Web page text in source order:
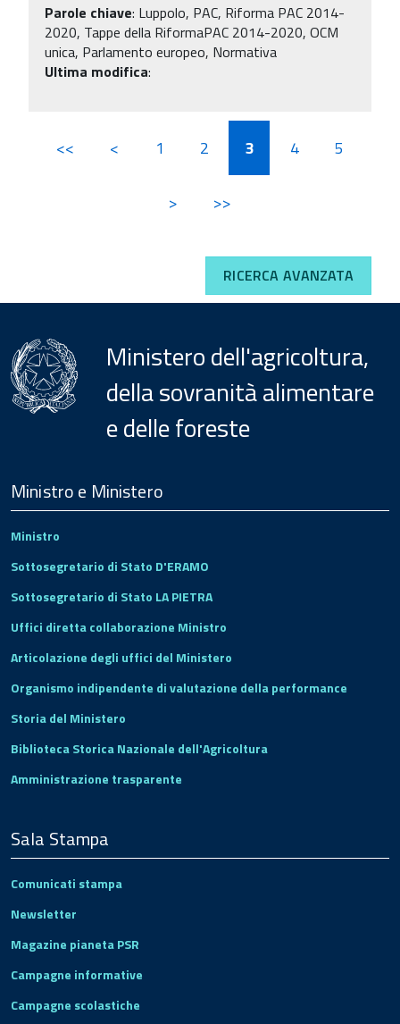
Parole chiave: Luppolo, PAC, Riforma PAC 2014-
2020, Tappe della RiformaPAC 2014-2020, OCM
unica, Parlamento europeo, Normativa
Ultima modifica:
<< < 1 2 3 4 5
> >>
RICERCA AVANZATA
Ministero dell'agricoltura,
della sovranità alimentare
e delle foreste
Footer
Ministro e Ministero
Ministro
Sottosegretario di Stato D'ERAMO
Sottosegretario di Stato LA PIETRA
Uffici diretta collaborazione Ministro
Articolazione degli uffici del Ministero
Organismo indipendente di valutazione della performance
Storia del Ministero
Biblioteca Storica Nazionale dell'Agricoltura
Amministrazione trasparente
Sala Stampa
Comunicati stampa
Newsletter
Magazine pianeta PSR
Campagne informative
Campagne scolastiche